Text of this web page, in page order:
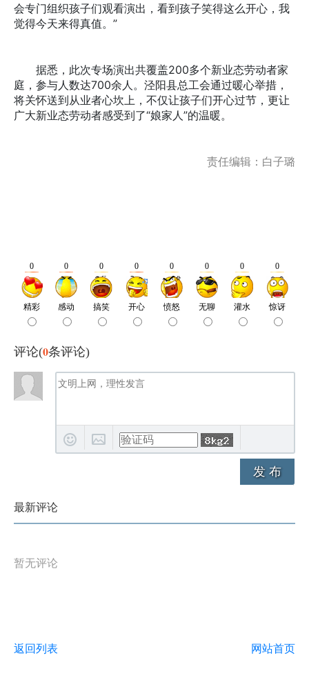
会专门组织孩子们观看演出，看到孩子笑得这么开心，我
觉得今天来得真值。”
据悉，此次专场演出共覆盖200多个新业态劳动者家
庭，参与人数达700余人。泾阳县总工会通过暖心举措，
将关怀送到从业者心坎上，不仅让孩子们开心过节，更让
广大新业态劳动者感受到了“娘家人”的温暖。
责任编辑：白子璐
评论(0条评论)
发 布
最新评论
暂无评论
返回列表 网站首页